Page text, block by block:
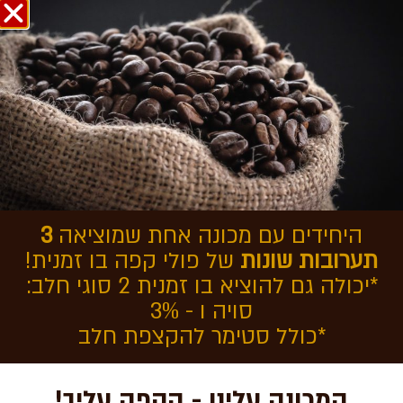
בחזרה לכתבות
היתרונות מכונות קפה
שוויצריות
היחידים עם מכונה אחת שמוציאה3
תערובות שונות של פולי קפה בו זמנית!
*יכולה גם להוציא בו זמנית 2 סוגי חלב:
סויה ו - 3%
*כולל סטימר להקצפת חלב